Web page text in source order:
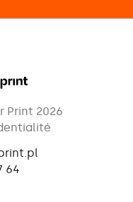
Print 2026
64